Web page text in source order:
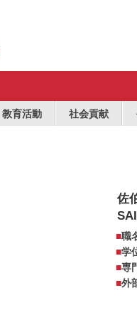
教育活動 社会貢献
佐
職
学
専
外